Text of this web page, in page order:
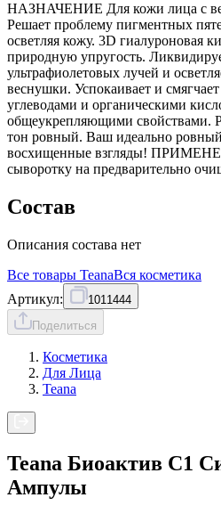
НАЗНАЧЕНИЕ Для кожи лица с
Решает проблему пигментных
осветляя кожу. 3D гиалуроновая
природную упругость.
ультрафиолетовых лучей и
веснушки. Успокаивает и
углеводами и органическими
общеукрепляющими свойствами.
тон ровный. Ваш идеально
восхищенные взгляды!
сыворотку на предварительно
Состав
Описания состава нет
Все товары TeanaВся косметика
Артикул:
1011444
Поделиться
Косметика
Для Лица
Teana
Teana Биоактив C1
Ампулы